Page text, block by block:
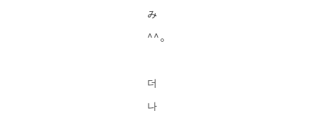
み
^^。
더
나